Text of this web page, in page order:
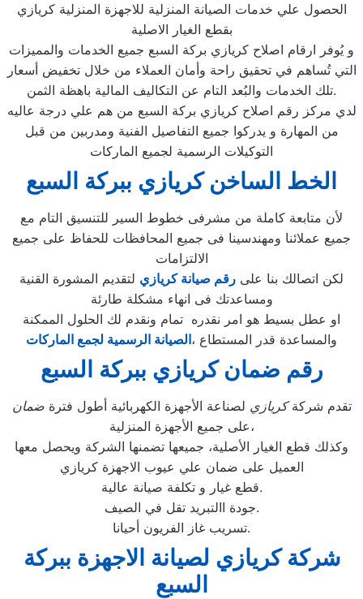
الحصول علي خدمات الصيانة المنزلية للاجهزة المنزلية كريازي
بقطع الغيار الاصلية
و يُوفر ارقام اصلاح كريازي بركة السبع جميع الخدمات والمميزات
التي تُساهم في تحقيق راحة وأمان العملاء من خلال تخفيض أسعار
تلك الخدمات والبُعد التام عن التكاليف المالية باهظة الثمن.
لدي مركز رقم اصلاح كريازي بركة السبع من هم علي درجة عاليه
من المهارة و يدركوا جميع التفاصيل الفنية ومدربين من قبل
التوكيلات الرسمية لجميع الماركات
الخط الساخن كريازي ببركة السبع
لأن متابعة كاملة من مشرفى خطوط السير للتنسيق التام مع
جميع عملائنا ومهندسينا فى جميع المحافظات للحفاظ على جميع
الالتزامات
لكن اتصالك بنا على رقم صيانة كريازي لتقديم المشورة القنية
ومساعدتك فى انهاء مشكلة طارئة
او عطل بسيط هو امر نقدره تمام ونقدم لك الحلول الممكنة
والمساعدة قدر المستطاع ،الصيانة الرسمية لجمع الماركات
رقم ضمان كريازي ببركة السبع
تقدم شركةكريازي لصناعة الأجهزة الكهربائية أطول فترةضمان
على جميع الأجهزة المنزلية،
وكذلك قطع الغيار الأصلية، جميعها تضمنها الشركة ويحصل معها
العميل على ضمان علي عيوب الاجهزة كريازي
قطع غيار و تكلفة صيانة عالية.
جودة االتبريد تقل في الصيف.
تسريب غاز الفريون أحيانا.
شركة كريازي لصيانة الاجهزة ببركة
السبع